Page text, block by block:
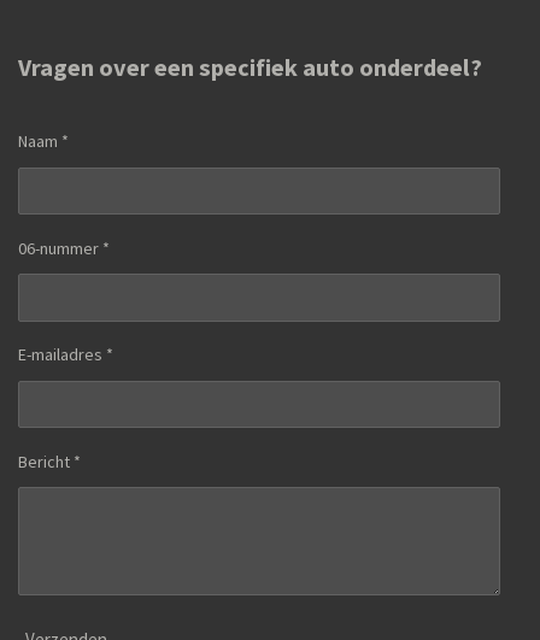
Vragen over een specifiek auto onderdeel?
Naam *
06-nummer *
E-mailadres *
Bericht *